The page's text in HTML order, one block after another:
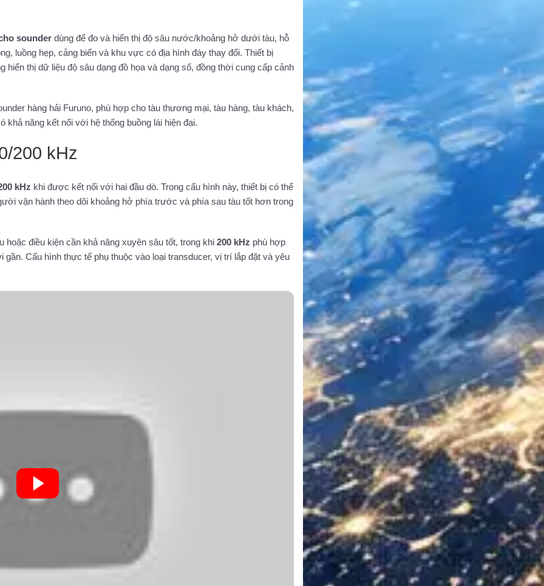
sounder dùng để đo và hiển thị độ sâu nước/khoảng hở dưới tàu, hỗ
luồng hẹp, cảng biển và khu vực có địa hình đáy thay đổi. Thiết bị
hiển thị dữ liệu độ sâu dạng đồ họa và dạng số, đồng thời cung cấp cảnh
hàng hải Furuno, phù hợp cho tàu thương mại, tàu hàng, tàu khách,
khả năng kết nối với hệ thống buồng lái hiện đại.
200 kHz
kHz khi được kết nối với hai đầu dò. Trong cấu hình này, thiết bị có thể
vận hành theo dõi khoảng hở phía trước và phía sau tàu tốt hơn trong
điều kiện cần khả năng xuyên sâu tốt, trong khi 200 kHz phù hợp
Cấu hình thực tế phụ thuộc vào loại transducer, vị trí lắp đặt và yêu